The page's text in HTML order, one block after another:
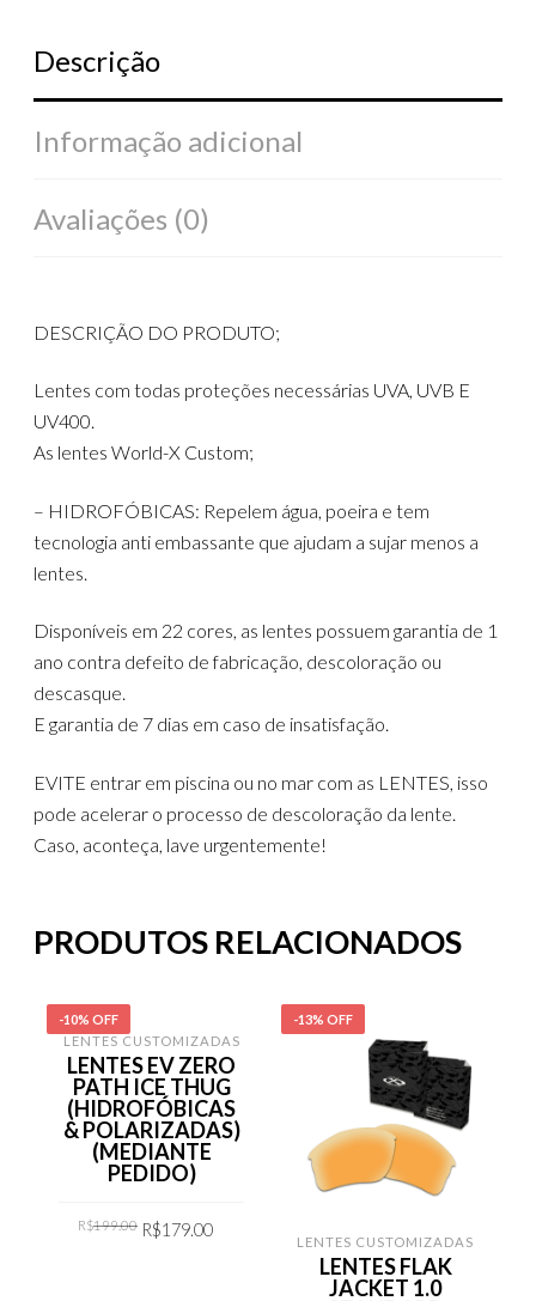
Descrição
Informação adicional
Avaliações (0)
DESCRIÇÃO DO PRODUTO;
Lentes com todas proteções necessárias UVA, UVB E
UV400.
As lentes World-X Custom;
– HIDROFÓBICAS: Repelem água, poeira e tem
tecnologia anti embassante que ajudam a sujar menos a
lentes.
Disponíveis em 22 cores, as lentes possuem garantia de 1
ano contra defeito de fabricação, descoloração ou
descasque.
E garantia de 7 dias em caso de insatisfação.
EVITE entrar em piscina ou no mar com as LENTES, isso
pode acelerar o processo de descoloração da lente.
Caso, aconteça, lave urgentemente!
PRODUTOS RELACIONADOS
-10% OFF
LENTES CUSTOMIZADAS
LENTES EV ZERO
PATH ICE THUG
(HIDROFÓBICAS
& POLARIZADAS)
(MEDIANTE
PEDIDO)
R$199.00
Original
price
R$179.00
-13% OFF
LENTES CUSTOMIZADAS
LENTES FLAK
JACKET 1.0